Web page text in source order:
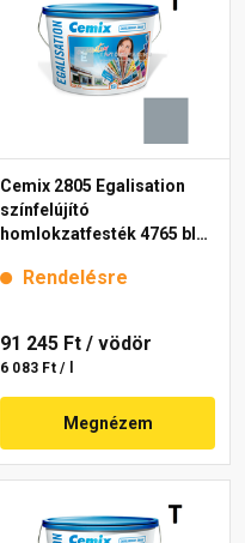
Cemix 2805 Egalisation
színfelújító
homlokzatfesték 4765 blue
Rendelésre
91 245 Ft / vödör
6 083 Ft / l
Megnézem